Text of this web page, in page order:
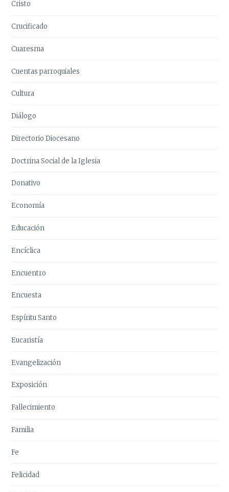
Cristo
Crucificado
Cuaresma
Cuentas parroquiales
Cultura
Diálogo
Directorio Diocesano
Doctrina Social de la Iglesia
Donativo
Economía
Educación
Encíclica
Encuentro
Encuesta
Espíritu Santo
Eucaristía
Evangelización
Exposición
Fallecimiento
Familia
Fe
Felicidad